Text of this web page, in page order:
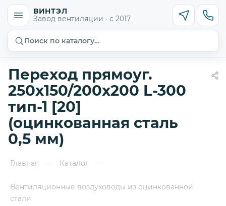
ВИНТЭЛ
Завод вентиляции · с 2017
Поиск по каталогу…
Переход прямоуг.
250х150/200х200 L-300
тип-1 [20]
(оцинкованная сталь
0,5 мм)
Главная — Каталог —
Вентиляционные воздуховоды из оцинкованной
стали